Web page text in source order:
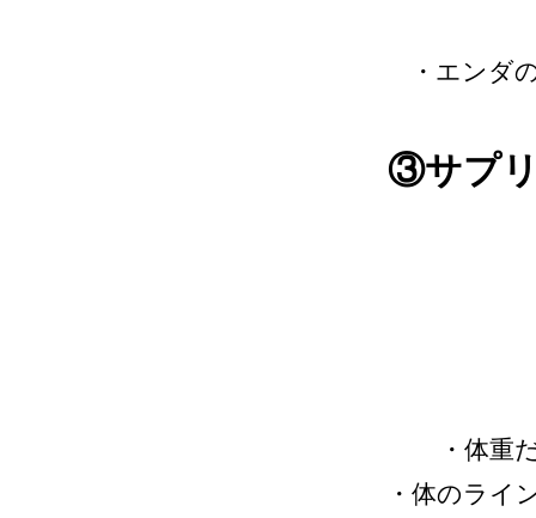
・エンダ
③サプ
・体重
・体のライ